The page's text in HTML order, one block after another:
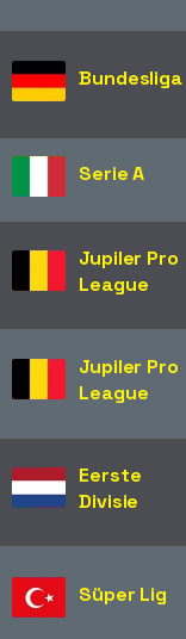
Bundesliga
Serie A
Jupiler Pro
League
Jupiler Pro
League
Eerste
Divisie
Süper Lig